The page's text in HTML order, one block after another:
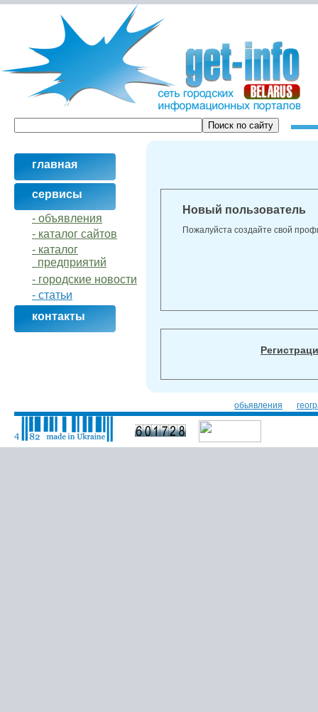
главная
сервисы
- объявления
- кaталог сайтов
- кaталог
предприятий
- городские новости
- статьи
контакты
Новый пользователь
Пожалуйста создайте свой
обьявления